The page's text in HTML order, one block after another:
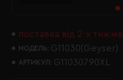
поставка від 2-х тижнів
МОДЕЛЬ: G11030(Geyser)
АРТИКУЛ: G11030790XL